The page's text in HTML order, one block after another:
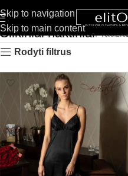
Skip to navigation
Skip to main content
Šilkiniai naktiniaiPradžia
Rodyti filtrus